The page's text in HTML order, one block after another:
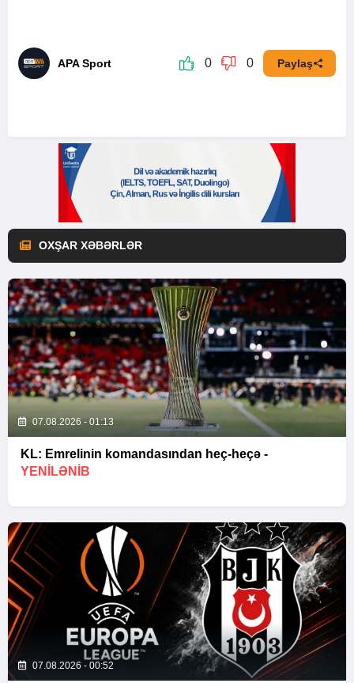
APA Sport 0 0 Paylaş
OXŞAR XƏBƏRLƏR
07.08.2026 - 01:13
KL: Emrelinin komandasından heç-heçə -
YENİLƏNİB
07.08.2026 - 00:52